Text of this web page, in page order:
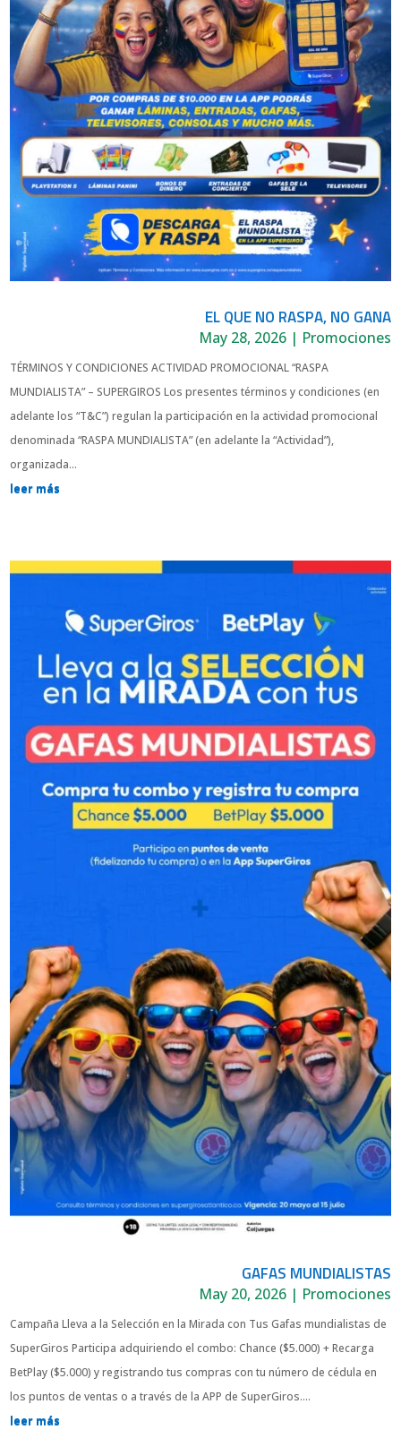
EL QUE NO RASPA, NO GANA
May 28, 2026| Promociones
TÉRMINOS Y CONDICIONES ACTIVIDAD PROMOCIONAL “RASPA
MUNDIALISTA” – SUPERGIROS Los presentes términos y condiciones (en
adelante los “T&C”) regulan la participación en la actividad promocional
denominada “RASPA MUNDIALISTA” (en adelante la “Actividad”),
organizada...
leer más
GAFAS MUNDIALISTAS
May 20, 2026| Promociones
Campaña Lleva a la Selección en la Mirada con Tus Gafas mundialistas de
SuperGiros Participa adquiriendo el combo: Chance ($5.000) + Recarga
BetPlay ($5.000) y registrando tus compras con tu número de cédula en
los puntos de ventas o a través de la APP de SuperGiros....
leer más